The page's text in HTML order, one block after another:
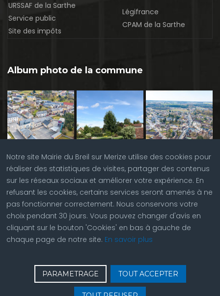
Notre site Mairie du Breil sur Merize utilise des cookies pour
réaliser des statistiques de visites, partager des contenus
sur les réseaux sociaux et améliorer votre expérience. En
refusant les cookies, certains services seront amenés à ne
pas fonctionner correctement. Nous conservons votre
choix pendant 30 jours. Vous pouvez changer d'avis en
cliquant sur le bouton 'Cookies' en bas à gauche de
chaque page de notre site. En savoir plus
PARAMETRAGE TOUT ACCEPTER
URSSAF de la Sarthe
Service public
Site des impôts
Légifrance
CPAM de la Sarthe
Album photo de la commune
Contactez nous | © Copyright 2023 |Plan du site|
Réalisation du site parABC Site Web| Seconnecter| Accès